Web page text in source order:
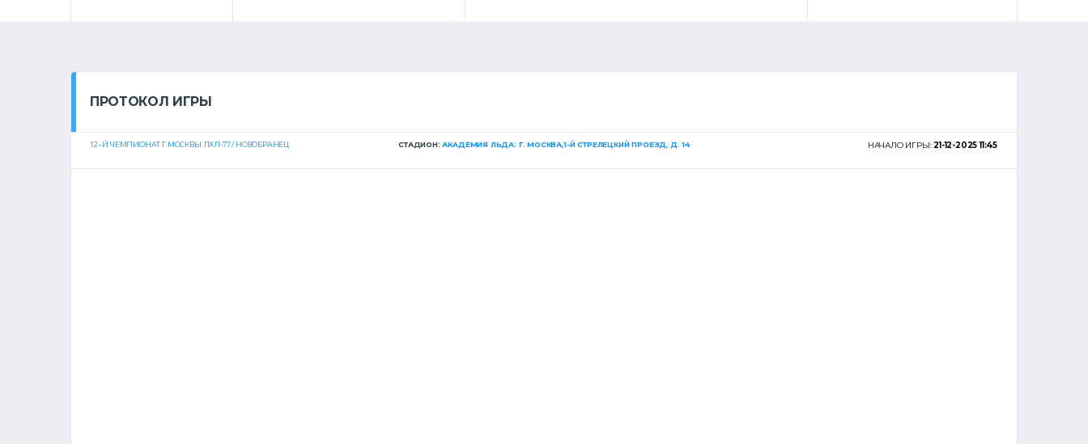
ПРОТОКОЛ ИГРЫ
12--Й ЧЕМПИОНАТ Г.МОСКВЫ ЛХЛ-77 / НОВОБРАНЕЦ СТАДИОН:АКАДЕМИЯ ЛЬДА: Г. МОСКВА,1-Й СТРЕЛЕЦКИЙ ПРОЕЗД, Д. 14 НАЧАЛО ИГРЫ:21-12-2025 11:45